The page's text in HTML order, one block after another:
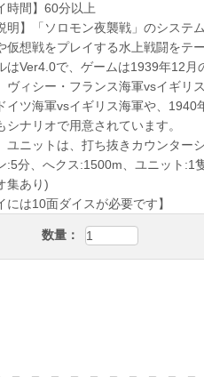
時間】60分以上
明】「ソロモン夜襲戦」のシス
仮想戦をプレイする水上戦闘をテ
Ver4.0で、ゲームは1939年12月
ヴィシー・フランス海軍vsイギリ
イツ海軍vsイギリス海軍や、
シナリオで用意されています。
ニットは、打ち抜きカウンター
分、へクス:1500m、ユニット:1
集あり)
には10面ダイスが必要です】
数量：